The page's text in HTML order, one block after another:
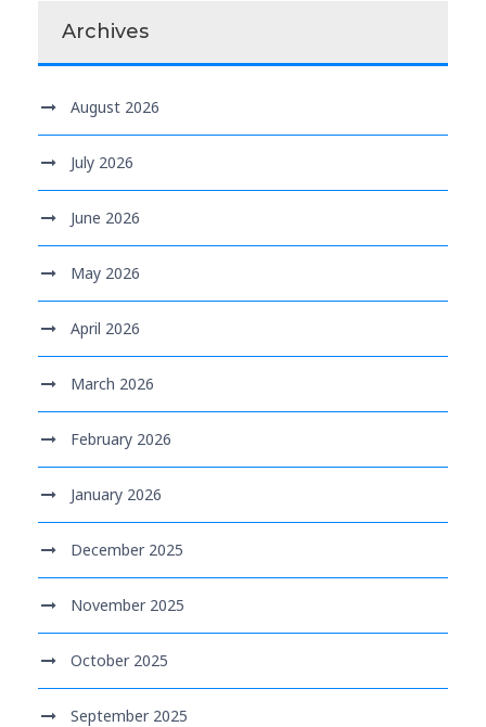
Archives
August 2026
July 2026
June 2026
May 2026
April 2026
March 2026
February 2026
January 2026
December 2025
November 2025
October 2025
September 2025